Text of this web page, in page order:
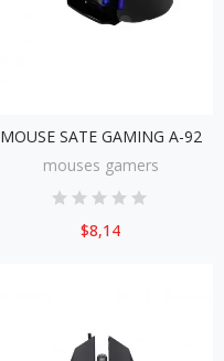
MOUSE SATE GAMING A-92
mouses gamers
$8,14